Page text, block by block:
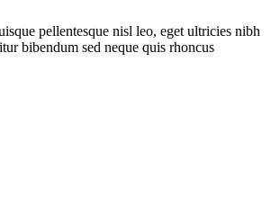
pellentesque nisl leo, eget ultricies nibh
bibendum sed neque quis rhoncus